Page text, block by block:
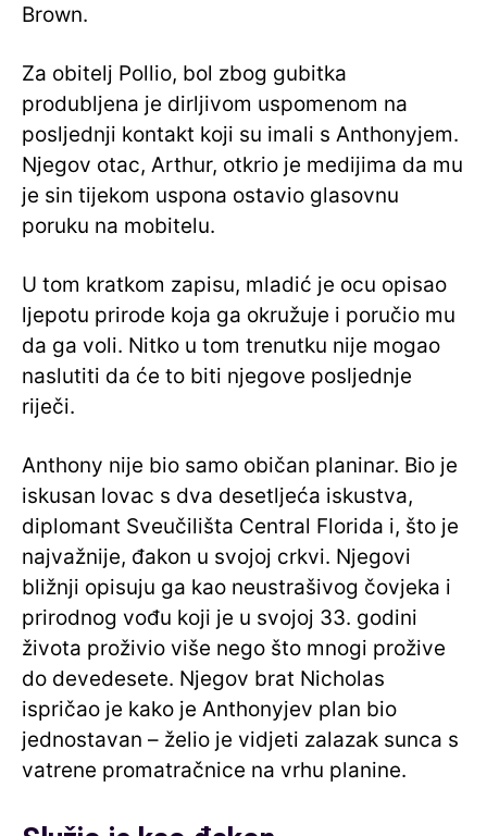
Brown.
Za obitelj Pollio, bol zbog gubitka
produbljena je dirljivom uspomenom na
posljednji kontakt koji su imali s Anthonyjem.
Njegov otac, Arthur, otkrio je medijima da mu
je sin tijekom uspona ostavio glasovnu
poruku na mobitelu.
U tom kratkom zapisu, mladić je ocu opisao
ljepotu prirode koja ga okružuje i poručio mu
da ga voli. Nitko u tom trenutku nije mogao
naslutiti da će to biti njegove posljednje
riječi.
Anthony nije bio samo običan planinar. Bio je
iskusan lovac s dva desetljeća iskustva,
diplomant Sveučilišta Central Florida i, što je
najvažnije, đakon u svojoj crkvi. Njegovi
bližnji opisuju ga kao neustrašivog čovjeka i
prirodnog vođu koji je u svojoj 33. godini
života proživio više nego što mnogi prožive
do devedesete. Njegov brat Nicholas
ispričao je kako je Anthonyjev plan bio
jednostavan – želio je vidjeti zalazak sunca s
vatrene promatračnice na vrhu planine.